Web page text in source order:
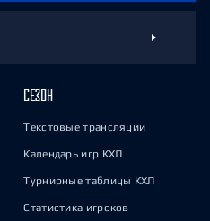
СЕЗОН
Текстовые трансляции
Календарь игр КХЛ
Турнирные таблицы КХЛ
Статистика игроков